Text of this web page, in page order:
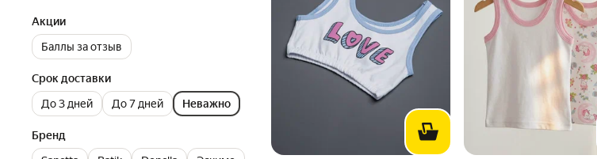
Акции
Баллы за отзыв
Срок доставки
До 3 дней
До 7 дней Неважно
Бренд